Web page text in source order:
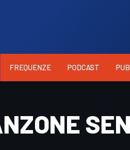
FREQUENZE PODCAST